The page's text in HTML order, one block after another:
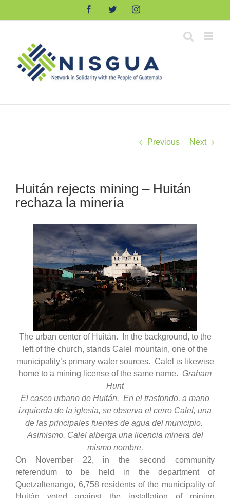
FacebookTwitterInstagram
Previous Next
Huitán rejects mining – Huitán
rechaza la minería
The urban center of Huitán. In the background, to the
left of the church, stands Calel mountain, one of the
municipality’s primary water sources. Calel is likewise
home to a mining license of the same name. Graham
Hunt
El casco urbano de Huitán. En el trasfondo, a mano
izquierda de la iglesia, se observa el cerro Calel, una
de las principales fuentes de agua del municipio.
Asimismo, Calel alberga una licencia minera del
mismo nombre.
On November 22, in the second community
referendum to be held in the department of
Quetzaltenango, 6,758 residents of the municipality of